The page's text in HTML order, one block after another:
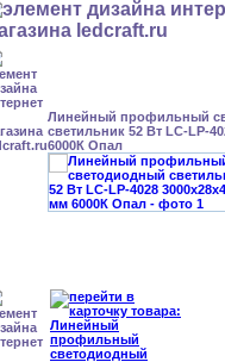
Линейный профильный
светильник 52 Вт LC-LP-
6000К Опал